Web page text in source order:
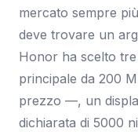
mercato sempre
deve trovare un
Honor ha scelto tre
principale da 200
prezzo —, un
dichiarata di 5000